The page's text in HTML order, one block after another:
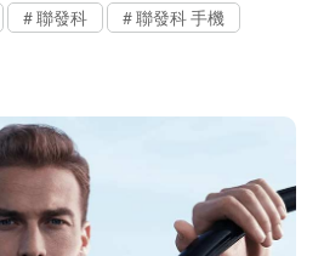
聯發科
聯發科 手機